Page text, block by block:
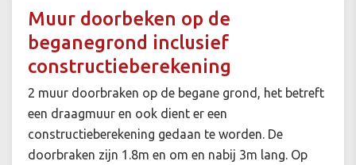
Muur doorbeken op de
beganegrond inclusief
constructieberekening
2 muur doorbraken op de begane grond, het betreft
een draagmuur en ook dient er een
constructieberekening gedaan te worden. De
doorbraken zijn 1.8m en om en nabij 3m lang. Op